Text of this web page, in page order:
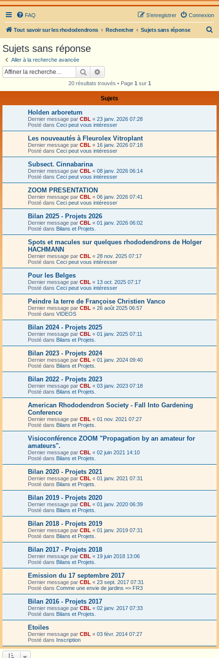
FAQ Connexion
S’enregistrer
Tout savoir sur les rhododendrons Rechercher Sujets sans réponse
Sujets sans réponse
Aller à la recherche avancée
Rechercher
20 résultats trouvés • Page 1 sur 1
Sujets
Holden arboretum
Dernier message par CBL « 23 janv. 2026 07:28
Posté dans Ceci peut vous intéresser
Les nouveautés à Fleurolex Vitroplant
Dernier message par CBL « 16 janv. 2026 07:18
Posté dans Ceci peut vous intéresser
Subsect. Cinnabarina
Dernier message par CBL « 08 janv. 2026 06:14
Posté dans Ceci peut vous intéresser
ZOOM PRESENTATION
Dernier message par CBL « 06 janv. 2026 07:41
Posté dans Ceci peut vous intéresser
Bilan 2025 - Projets 2026
Dernier message par CBL « 01 janv. 2026 06:02
Posté dans Bilans et Projets.
Spots et macules sur quelques rhododendrons de Holger
HACHMANN
Dernier message par CBL « 28 nov. 2025 07:17
Posté dans Ceci peut vous intéresser
Pour les Belges
Dernier message par CBL « 13 oct. 2025 07:17
Posté dans Ceci peut vous intéresser
Peindre la terre de Françoise Christien Vanco
Dernier message par CBL « 26 août 2025 06:57
Posté dans VIDEOS
Bilan 2024 - Projets 2025
Dernier message par CBL « 01 janv. 2025 07:11
Posté dans Bilans et Projets.
Bilan 2023 - Projets 2024
Dernier message par CBL « 01 janv. 2024 09:40
Posté dans Bilans et Projets.
Bilan 2022 - Projets 2023
Dernier message par CBL « 03 janv. 2023 07:18
Posté dans Bilans et Projets.
American Rhododendron Society - Fall Into Gardening
Conference
Dernier message par CBL « 01 nov. 2021 07:27
Posté dans Bilans et Projets.
Visioconférence ZOOM "Propagation by an amateur for
amateurs".
Dernier message par CBL « 02 juin 2021 14:10
Posté dans Bilans et Projets.
Bilan 2020 - Projets 2021
Dernier message par CBL « 01 janv. 2021 07:31
Posté dans Bilans et Projets.
Bilan 2019 - Projets 2020
Dernier message par CBL « 01 janv. 2020 06:39
Posté dans Bilans et Projets.
Bilan 2018 - Projets 2019
Dernier message par CBL « 01 janv. 2019 07:31
Posté dans Bilans et Projets.
Bilan 2017 - Projets 2018
Dernier message par CBL « 19 juin 2018 13:06
Posté dans Bilans et Projets.
Emission du 17 septembre 2017
Dernier message par CBL « 23 sept. 2017 07:31
Posté dans Comme une envie de jardins => FR3
Bilan 2016 - Projets 2017
Dernier message par CBL « 02 janv. 2017 07:33
Posté dans Bilans et Projets.
Etoiles
Dernier message par CBL « 03 févr. 2014 07:27
Posté dans Inscription